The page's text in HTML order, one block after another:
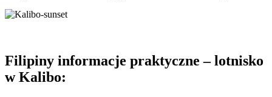
Filipiny informacje praktyczne – lotnisko
w Kalibo: